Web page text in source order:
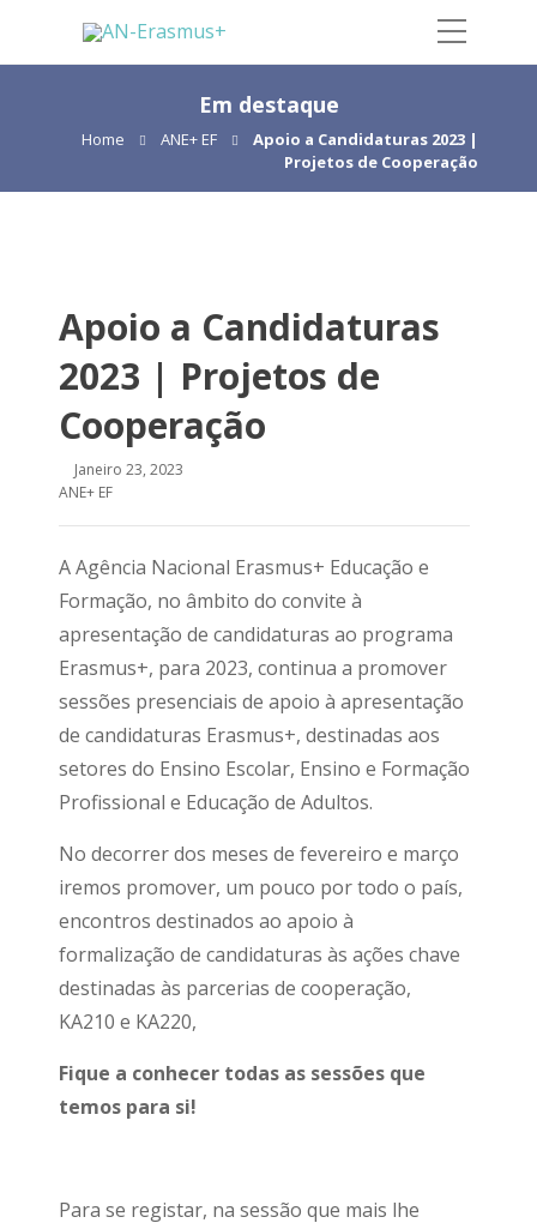
Em destaque
Home ANE+ EF
Apoio a Candidaturas 2023 |
Projetos de Cooperação
Apoio a Candidaturas
2023 | Projetos de
Cooperação
Janeiro 23, 2023
ANE+ EF
A Agência Nacional Erasmus+ Educação e
Formação, no âmbito do convite à
apresentação de candidaturas ao programa
Erasmus+, para 2023, continua a promover
sessões presenciais de apoio à apresentação
de candidaturas Erasmus+, destinadas aos
setores do Ensino Escolar, Ensino e Formação
Profissional e Educação de Adultos.
No decorrer dos meses de fevereiro e março
iremos promover, um pouco por todo o país,
encontros destinados ao apoio à
formalização de candidaturas às ações chave
destinadas às parcerias de cooperação,
KA210 e KA220,
Fique a conhecer todas as sessões que
temos para si!
Para se registar, na sessão que mais lhe